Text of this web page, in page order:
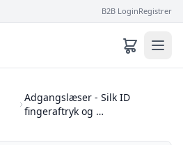
B2B LoginRegistrer
Adgangslæser - Silk ID
fingeraftryk og …